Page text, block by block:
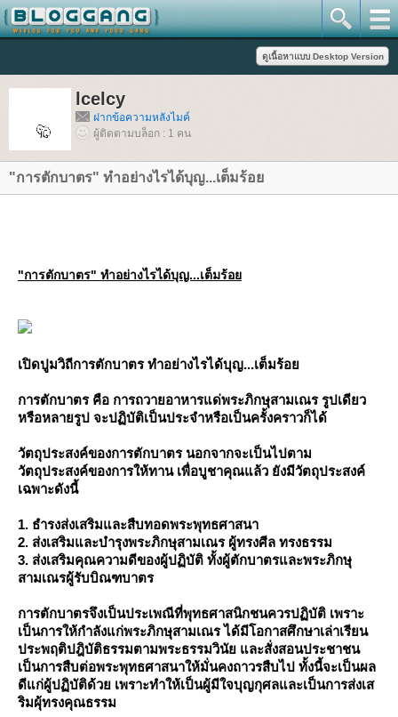
lcelcy
ฝากข้อความหลังไมค์
ผู้ติดตามบล็อก : 1 คน
"การตักบาตร" ทำอย่างไรได้บุญ...เต็มร้อ
"การตักบาตร" ทำอย่างไรได้บุญ...เต็มร้อ
เปิดปูมวิถีการตักบาตร ทำอย่างไรได้บุญ...เต็มร้อ
การตักบาตร คือ การถวายอาหารแด่พระภิกษุสามเณร รูปเดียว
หรือหลายรูป จะปฏิบัติเป็นประจำหรือเป็นครั้งคราวก็ได้
วัตถุประสงค์ของการตักบาตร นอกจากจะเป็นไปตาม
วัตถุประสงค์ของการให้ทาน เพื่อบูชาคุณแล้ว ยังมีวัตถุประสงค์
เฉพาะดังนี้
1. ธำรงส่งเสริมและสืบทอดพระพุทธศาสนา
2. ส่งเสริมและบำรุงพระภิกษุสามเณร ผู้ทรงศีล ทรงธรรม
3. ส่งเสริมคุณความดีของผู้ปฏิบัติ ทั้งผู้ตักบาตรและพระภิกษุ
สามเณรผู้รับบิณฑบาตร
การตักบาตรจึงเป็นประเพณีที่พุทธศาสนิกชนควรปฏิบัติ เพราะ
เป็นการให้กำลังแก่พระภิกษุสามเณร ได้มีโอกาสศึกษาเล่าเรียน
ประพฤติปฎิบัติธรรมตามพระธรรมวินัย และสั่งสอนประชาชน
เป็นการสืบต่อพระพุทธศาสนาให้มั่นคงถาวรสืบไป ทั้งนี้จะเป็นผล
ดีแก่ผู้ปฏิบัติด้วย เพราะทำให้เป็นผู้มีใจบุญกุศลและเป็นการส่งเส
ริมผุ้ทรงคุณธรรม